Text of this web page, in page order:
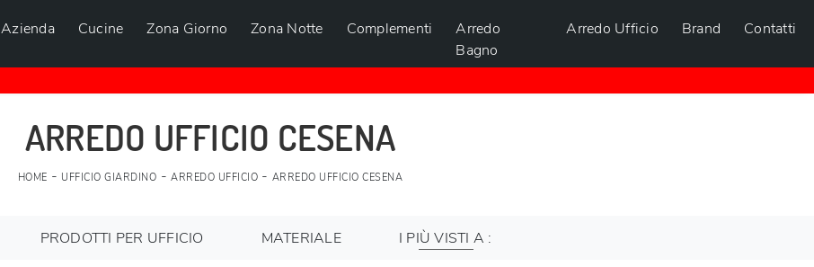
Azienda Cucine Zona Giorno Zona Notte Complementi
Arredo
Bagno
Arredo Ufficio Brand Contatti
ARREDO UFFICIO CESENA
HOME - UFFICIO GIARDINO -ARREDO UFFICIO - ARREDO UFFICIO CESENA
PRODOTTI PER UFFICIO MATERIALE I PIÙ VISTI A :